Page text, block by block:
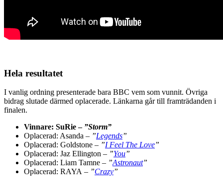
Hela resultatet
I vanlig ordning presenterade bara BBC vem som vunnit. Övriga
bidrag slutade därmed oplacerade. Länkarna går till framträdanden i
finalen.
Vinnare: SuRie – ”Storm”
Oplacerad: Asanda – ”Legends”
Oplacerad: Goldstone – ”I Feel The Love”
Oplacerad: Jaz Ellington – ”You”
Oplacerad: Liam Tamne – ”Astronaut”
Oplacerad: RAYA – ”Crazy”